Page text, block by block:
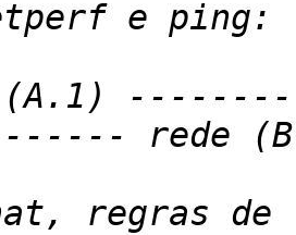
---------
regras